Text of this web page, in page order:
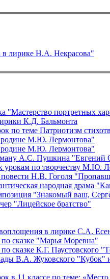
детства в лирике Н.А. Некрасова"
"Мастерство портретных
К.Д. Бальмонта
по теме Патриотизм
родине М.Ю. Лермонтова"
родине М.Ю. Лермонтова"
А.С. Пушкина "Евгений
урокам по творчеству М.Ю.
Н.В. Гоголя
народная драма
"Знакомый ваш,
"Лицейское братство"
в лирике С.А.
открытый урок по литературе по сказке "Марья Моревна"
сказке К.Г. Паустовского
В.А. Жуковского "Кубок"